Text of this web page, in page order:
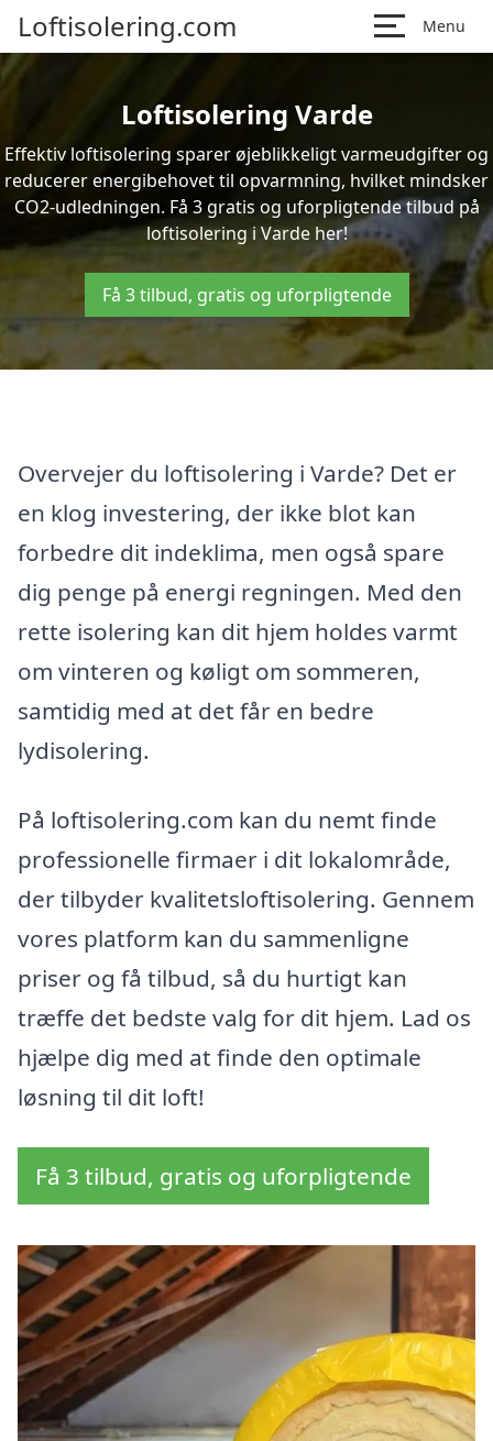
Loftisolering.com Menu
Loftisolering Varde
Effektiv loftisolering sparer øjeblikkeligt varmeudgifter og
reducerer energibehovet til opvarmning, hvilket mindsker
CO2-udledningen. Få 3 gratis og uforpligtende tilbud på
loftisolering i Varde her!
Få 3 tilbud, gratis og uforpligtende
Overvejer du loftisolering i Varde? Det er
en klog investering, der ikke blot kan
forbedre dit indeklima, men også spare
dig penge på energi regningen. Med den
rette isolering kan dit hjem holdes varmt
om vinteren og køligt om sommeren,
samtidig med at det får en bedre
lydisolering.
På loftisolering.com kan du nemt finde
professionelle firmaer i dit lokalområde,
der tilbyder kvalitetsloftisolering. Gennem
vores platform kan du sammenligne
priser og få tilbud, så du hurtigt kan
træffe det bedste valg for dit hjem. Lad os
hjælpe dig med at finde den optimale
løsning til dit loft!
Få 3 tilbud, gratis og uforpligtende